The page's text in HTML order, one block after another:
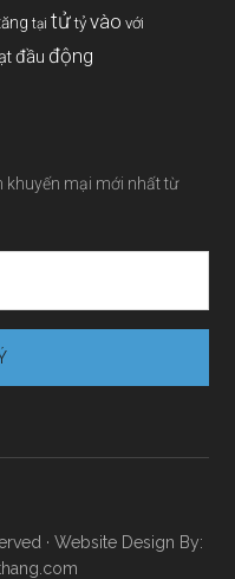
tại tử tỷ vào với
đầu động
khuyến mại mới nhất từ
· Website Design By: